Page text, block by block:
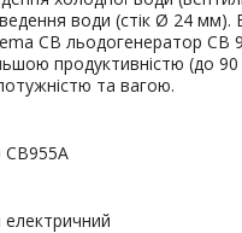
води (стік Ø 24 мм).
СВ льодогенератор СВ
продуктивністю (до 90
та вагою.
електричний